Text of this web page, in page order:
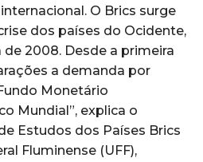
O Brics surge
dos países do Ocidente,
2008. Desde a primeira
a demanda por
Monetário
Mundial”, explica o
Estudos dos Países Brics
Fluminense (UFF),